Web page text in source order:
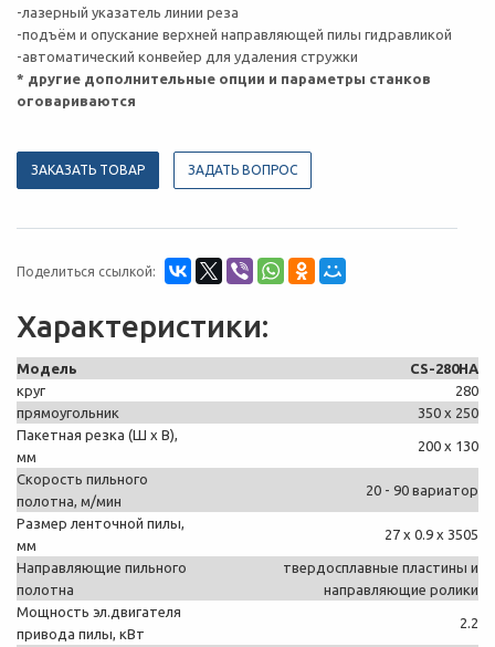
-лазерный указатель линии реза
-подъём и опускание верхней направляющей пилы гидравликой
-автоматический конвейер для удаления стружки
* другие дополнительные опции и параметры станков
оговариваются
ЗАКАЗАТЬ ТОВАР ЗАДАТЬ ВОПРОС
Поделиться ссылкой:
Характеристики:
Модель
CS-280HA
круг
280
прямоугольник
350 х 250
Пакетная резка (Ш х В),
мм
200 х 130
Скорость пильного
полотна, м/мин
20 - 90 вариатор
Размер ленточной пилы,
мм
27 х 0.9 х 3505
Направляющие пильного
полотна
твердосплавные пластины и
направляющие ролики
Мощность эл.двигателя
привода пилы, кВт
2.2